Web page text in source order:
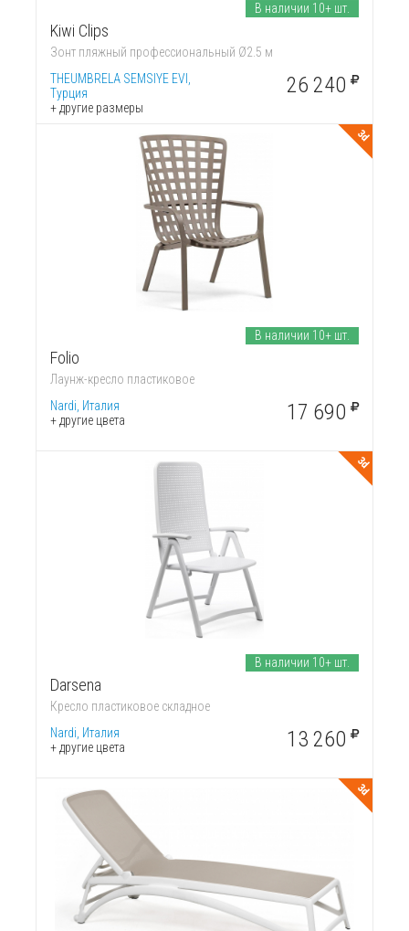
Kiwi Clips
Зонт пляжный профессиональный Ø2.5 м
THEUMBRELA SEMSIYE EVI,
Турция
+ другие размеры
В наличии 10+ шт.
26 240
3d
Folio
Лаунж-кресло пластиковое
Nardi, Италия
+ другие цвета
В наличии 10+ шт.
17 690
3d
Darsena
Кресло пластиковое складное
Nardi, Италия
+ другие цвета
В наличии 10+ шт.
13 260
3d